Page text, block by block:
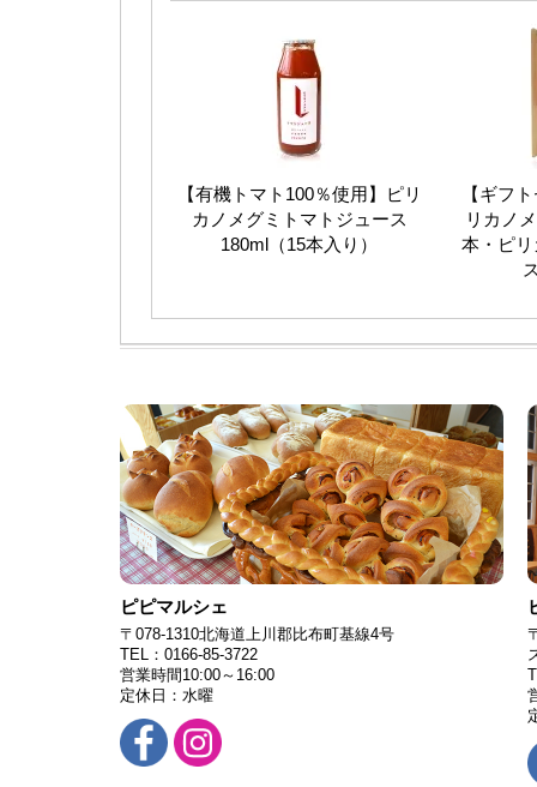
【有機トマト100％使用】ピリ
カノメグミトマトジュース
180ml（15本入り）
【ギフ
リカノ
本・ピ
ピピマルシェ
〒078-1310北海道上川郡比布町基線4号
TEL：0166-85-3722
営業時間10:00～16:00
定休日：水曜